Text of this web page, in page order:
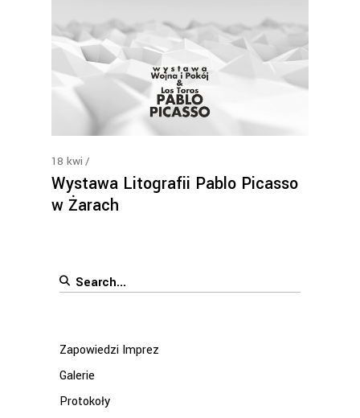
18 kwi
Wystawa Litografii Pablo Picasso
w Żarach
Search
Zapowiedzi Imprez
Galerie
Protokoły